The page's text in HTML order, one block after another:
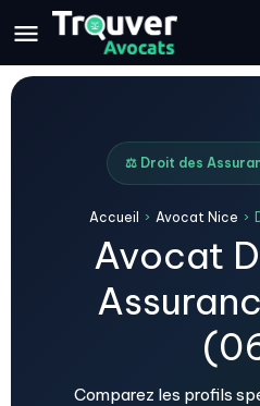
⚖️ Droit des
Accueil › Avocat Nice ›
Avocat
Comparez les profils